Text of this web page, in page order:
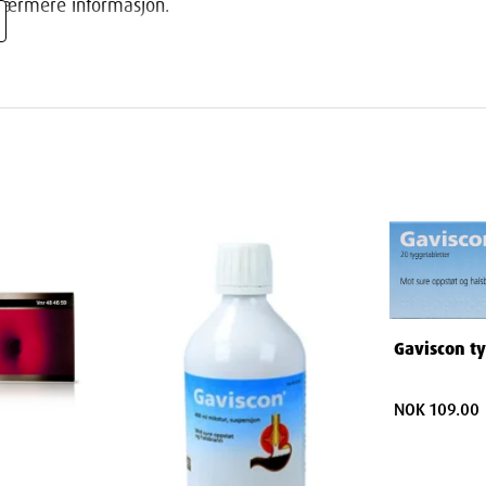
informasjon.
Magesmerter forårsaket av for mye
samme virkestoff er tillat per kjøp.
plagene er knyttet til måltid bør
Gaviscon
NOK 109.00